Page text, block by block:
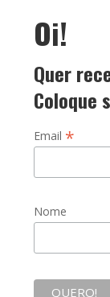
Oi!
Quer
Coloque
Email *
Nome